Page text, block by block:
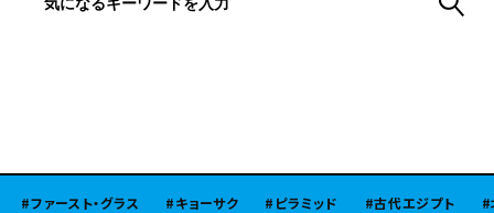
ファースト・グラス キョーサク ピラミッド 古代エジプト 北陸